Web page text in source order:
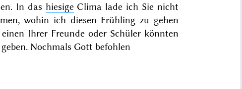
In das hiesigeClima lade ich Sie nicht
wohin ich diesen Frühling zu gehen
Ihrer Freunde oder Schüler könnten
Nochmals Gott befohlen